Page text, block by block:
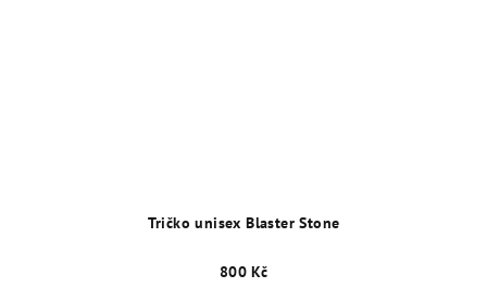
Tričko unisex Blaster Stone
800 Kč